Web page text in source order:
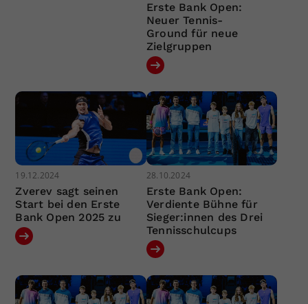
Erste Bank Open:
Neuer Tennis-
Ground für neue
Zielgruppen
19.12.2024
Zverev sagt seinen
Start bei den Erste
Bank Open 2025 zu
28.10.2024
Erste Bank Open:
Verdiente Bühne für
Sieger:innen des Drei
Tennisschulcups